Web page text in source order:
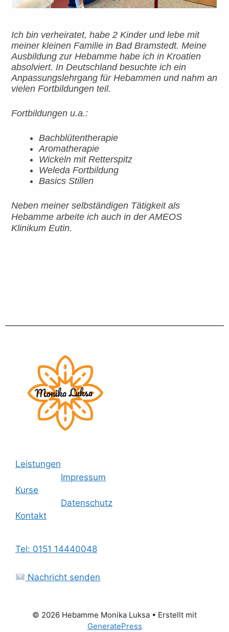
Ich bin verheiratet, habe 2 Kinder und lebe mit
meiner kleinen Familie in Bad Bramstedt. Meine
Ausbildung zur Hebamme habe ich in Kroatien
absolviert. In Deutschland besuchte ich ein
Anpassungslehrgang für Hebammen und nahm an
vielen Fortbildungen teil.
Fortbildungen u.a.:
Bachblütentherapie
Aromatherapie
Wickeln mit Retterspitz
Weleda Fortbildung
Basics Stillen
Neben meiner selbständigen Tätigkeit als
Hebamme arbeite ich auch in der AMEOS
Klinikum Eutin.
Leistungen
Kurse
Kontakt
Impressum
Datenschutz
Tel: 0151 14440048
Nachricht senden
© 2026 Hebamme Monika Luksa • Erstellt mit
GeneratePress